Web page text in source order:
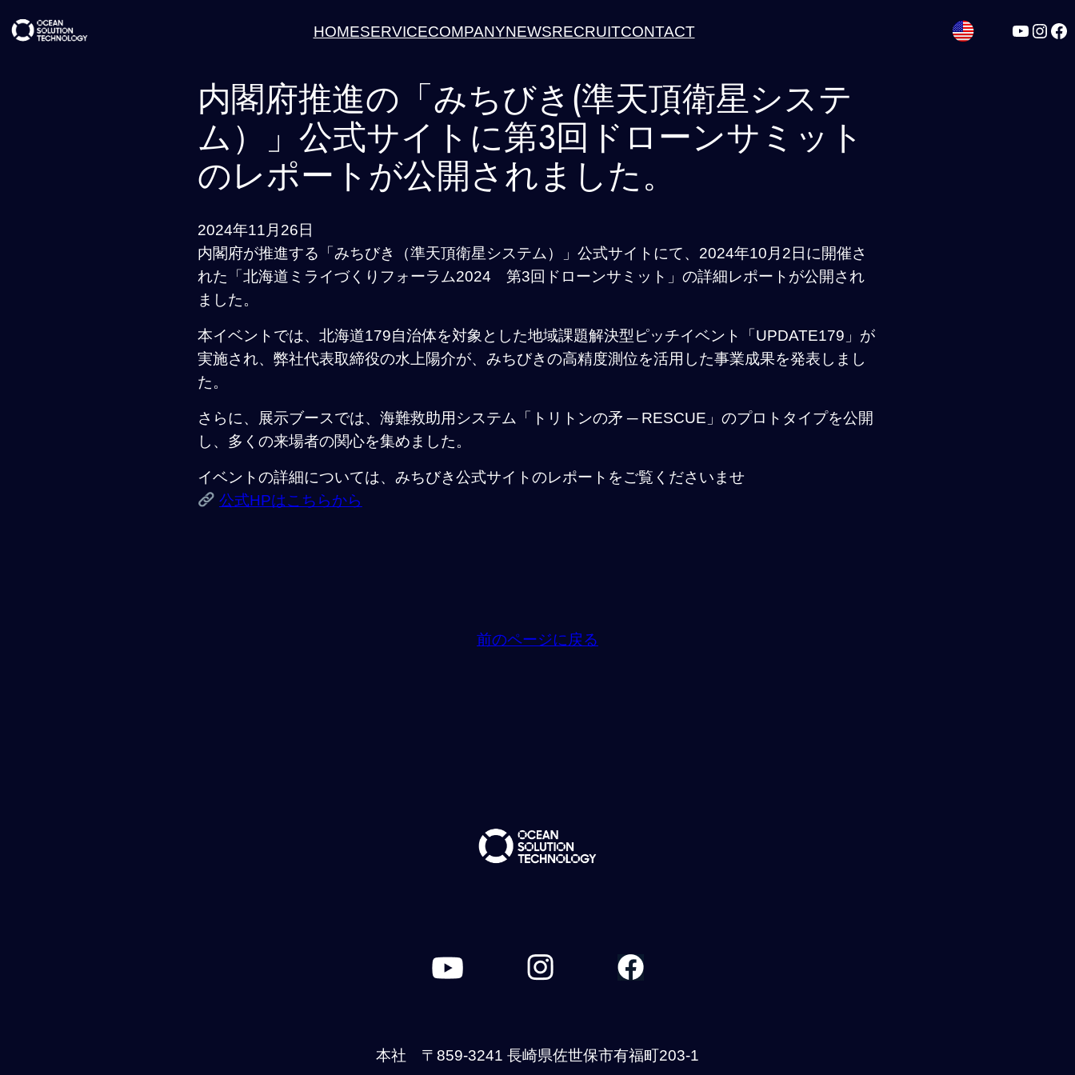
内
容
HOMESERVICECOMPANYNEWSRECRUITCONTACT
内閣府推進の「みちびき(準天頂衛星システ
ム）」公式サイトに第3回ドローンサミット
のレポートが公開されました。
2024年11月26日
内閣府が推進する「みちびき（準天頂衛星システム）」公式サイトにて、2024年10月2日に開催さ
れた「北海道ミライづくりフォーラム2024 第3回ドローンサミット」の詳細レポートが公開され
ました。
本イベントでは、北海道179自治体を対象とした地域課題解決型ピッチイベント「UPDATE179」が
実施され、弊社代表取締役の水上陽介が、みちびきの高精度測位を活用した事業成果を発表しまし
た。
さらに、展示ブースでは、海難救助用システム「トリトンの矛 ─ RESCUE」のプロトタイプを公開
し、多くの来場者の関心を集めました。
イベントの詳細については、みちびき公式サイトのレポートをご覧くださいませ
公式HPはこちらから
前のページに戻る
本社 〒859-3241 長崎県佐世保市有福町203-1